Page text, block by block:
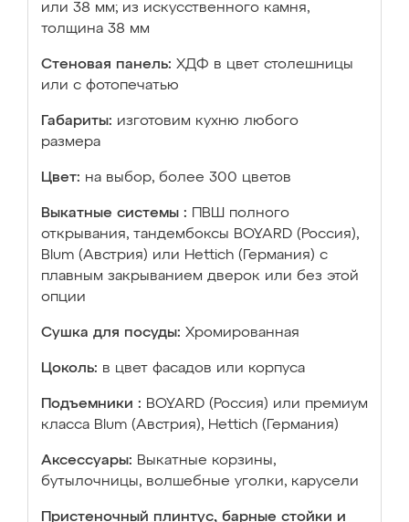
или 38 мм; из искусственного камня,
толщина 38 мм
Стеновая панель: ХДФ в цвет столешницы
или с фотопечатью
Габариты: изготовим кухню любого
размера
Цвет: на выбор, более 300 цветов
Выкатные системы :
ПВШ полного
открывания, тандембоксы BOYARD (Россия),
Blum (Австрия) или Hettich (Германия) с
плавным закрыванием дверок или без этой
опции
Сушка для посуды: Хромированная
Цоколь: в цвет фасадов или корпуса
Подъемники : BOYARD (Россия) или премиум
класса Blum (Австрия), Hettich (Германия)
Аксессуары: Выкатные корзины,
бутылочницы, волшебные уголки, карусели
Пристеночный плинтус, барные стойки и